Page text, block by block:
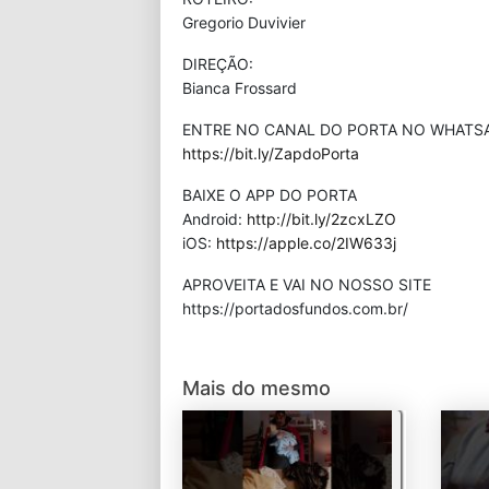
Gregorio Duvivier
DIREÇÃO:
Bianca Frossard
ENTRE NO CANAL DO PORTA NO
https://bit.ly/ZapdoPorta
BAIXE O APP DO PORTA
Android: http://bit.ly/2zcxLZO
iOS: https://apple.co/2IW633j
APROVEITA E VAI NO NOSSO SITE
⁠https://portadosfundos.com.br/
Mais do mesmo